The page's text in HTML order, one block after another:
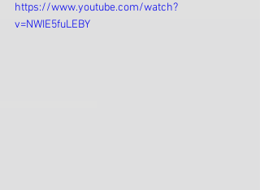
https://www.youtube.com/watch?
v=NWIE5fuLEBY